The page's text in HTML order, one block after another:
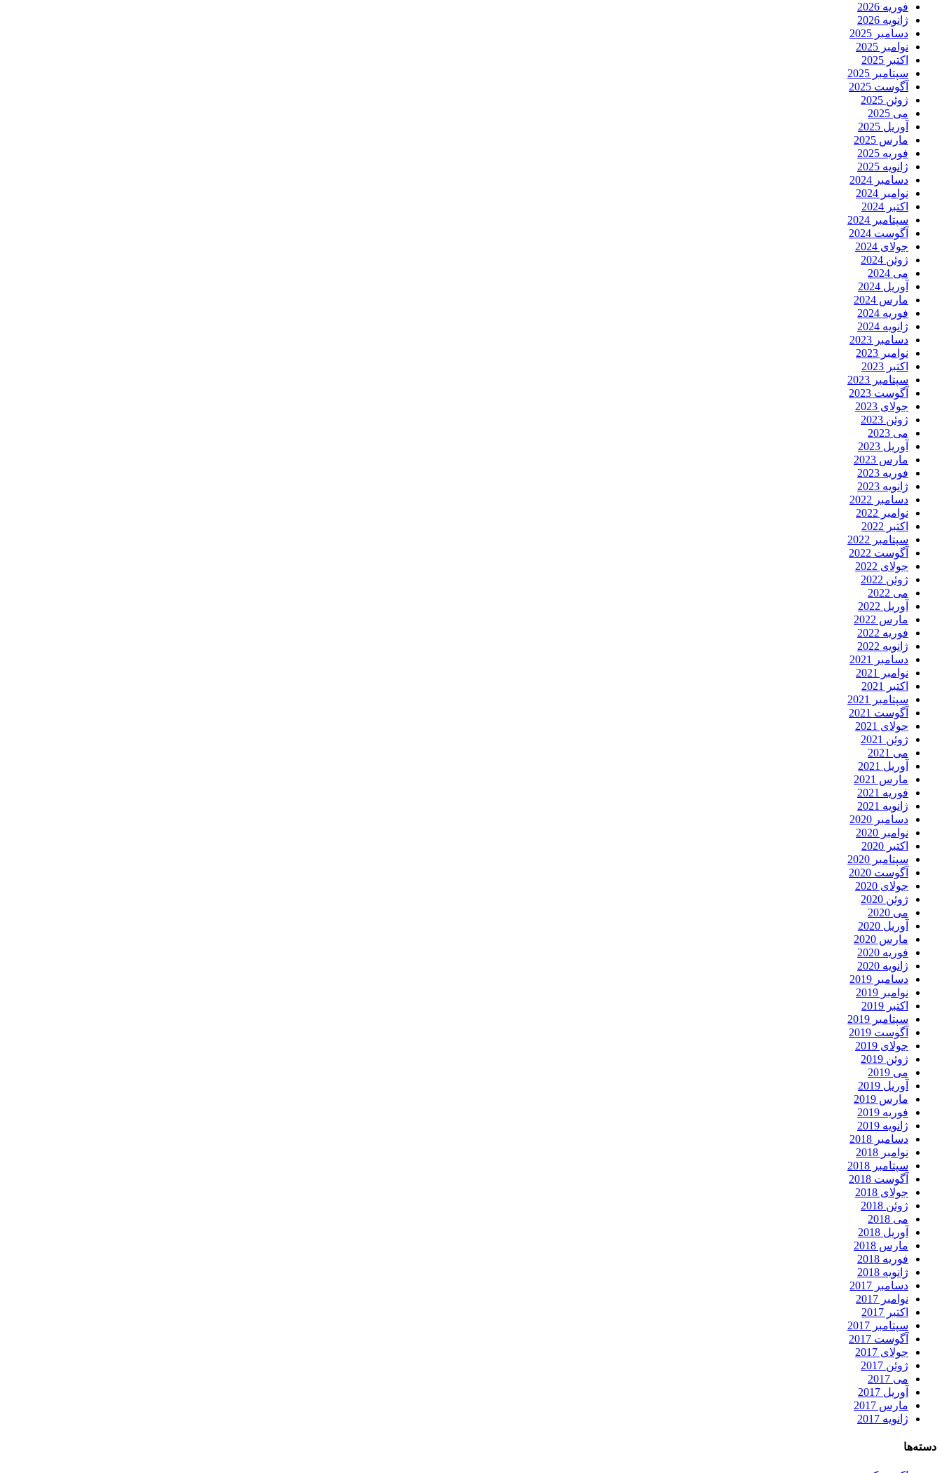
فوریه 2026
ژانویه 2026
دسامبر 2025
نوامبر 2025
اکتبر 2025
سپتامبر 2025
آگوست 2025
ژوئن 2025
می 2025
آوریل 2025
مارس 2025
فوریه 2025
ژانویه 2025
دسامبر 2024
نوامبر 2024
اکتبر 2024
سپتامبر 2024
آگوست 2024
جولای 2024
ژوئن 2024
می 2024
آوریل 2024
مارس 2024
فوریه 2024
ژانویه 2024
دسامبر 2023
نوامبر 2023
اکتبر 2023
سپتامبر 2023
آگوست 2023
جولای 2023
ژوئن 2023
می 2023
آوریل 2023
مارس 2023
فوریه 2023
ژانویه 2023
دسامبر 2022
نوامبر 2022
اکتبر 2022
سپتامبر 2022
آگوست 2022
جولای 2022
ژوئن 2022
می 2022
آوریل 2022
مارس 2022
فوریه 2022
ژانویه 2022
دسامبر 2021
نوامبر 2021
اکتبر 2021
سپتامبر 2021
آگوست 2021
جولای 2021
ژوئن 2021
می 2021
آوریل 2021
مارس 2021
فوریه 2021
ژانویه 2021
دسامبر 2020
نوامبر 2020
اکتبر 2020
سپتامبر 2020
آگوست 2020
جولای 2020
ژوئن 2020
می 2020
آوریل 2020
مارس 2020
فوریه 2020
ژانویه 2020
دسامبر 2019
نوامبر 2019
اکتبر 2019
سپتامبر 2019
آگوست 2019
جولای 2019
ژوئن 2019
می 2019
آوریل 2019
مارس 2019
فوریه 2019
ژانویه 2019
دسامبر 2018
نوامبر 2018
سپتامبر 2018
آگوست 2018
جولای 2018
ژوئن 2018
می 2018
آوریل 2018
مارس 2018
فوریه 2018
ژانویه 2018
دسامبر 2017
نوامبر 2017
اکتبر 2017
سپتامبر 2017
آگوست 2017
جولای 2017
ژوئن 2017
می 2017
آوریل 2017
مارس 2017
ژانویه 2017
دسته‌ها